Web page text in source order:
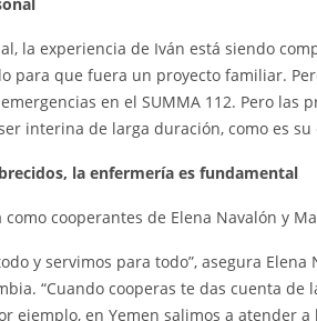
la experiencia de Iván está siendo
para que fuera un proyecto familiar.
en el SUMMA 112. Pero las
interina de larga duración, como es su
la enfermería es fundamental
como cooperantes de Elena Navalón y
y servimos para todo”, asegura
“Cuando cooperas te das cuenta
ejemplo, en Yemen salimos a atender